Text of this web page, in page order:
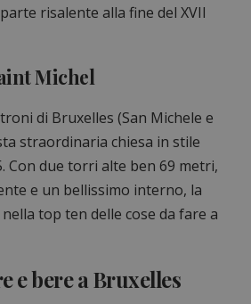
risalente alla fine del XVII
Michel
di Bruxelles (San Michele e
straordinaria chiesa in stile
Con due torri alte ben 69 metri,
e un bellissimo interno, la
top ten delle cose da fare a
e bere a Bruxelles